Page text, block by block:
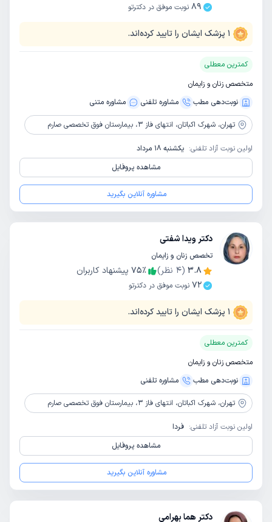
89 نوبت موفق در دکترتو
1 پزشک ایشان را تایید کرده‌اند.
کمترین معطلی
متخصص زنان و زایمان
نوبت‌دهی مطب
مشاوره‌ تلفنی مشاوره‌ متنی
تهران، شهرک اکباتان، انتهای فاز 3، بیمارستان فوق تخصصی صارم
اولین نوبت آزاد تلفنی: یکشنبه 18 مرداد
مشاهده پروفایل
مشاوره آنلاین بگیرید
دکتر ویدا شفتی
تخصص زنان و زایمان
3.8
(
4 نظر) 75٪
پیشنهاد کاربران
72 نوبت موفق در دکترتو
1 پزشک ایشان را تایید کرده‌اند.
کمترین معطلی
متخصص زنان و زایمان
نوبت‌دهی مطب
مشاوره‌ تلفنی
تهران، شهرک اکباتان، انتهای فاز 3، بیمارستان فوق تخصصی صارم
اولین نوبت آزاد تلفنی: فردا
مشاهده پروفایل
مشاوره آنلاین بگیرید
دکتر هما بهرامی